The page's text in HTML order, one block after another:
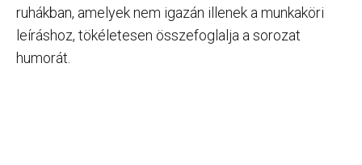
ruhákban, amelyek nem igazán illenek a munkaköri
leíráshoz, tökéletesen összefoglalja a sorozat
humorát.